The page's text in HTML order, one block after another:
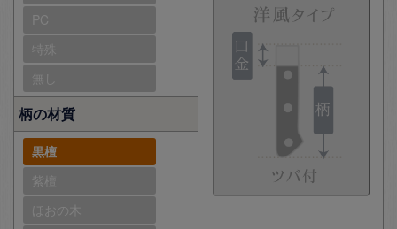
PC
特殊
無し
柄の材質
黒檀
紫檀
ほおの木